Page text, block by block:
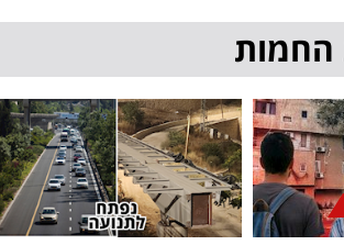
החמות